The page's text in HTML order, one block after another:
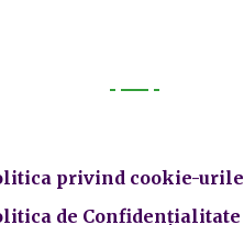
privind cookie-urile
de Confidențialitate